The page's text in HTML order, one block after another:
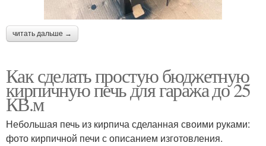
читать дальше →
Как сделать простую бюджетную
кирпичную печь для гаража до 25
КВ.м
Небольшая печь из кирпича сделанная своими руками:
фото кирпичной печи с описанием изготовления.